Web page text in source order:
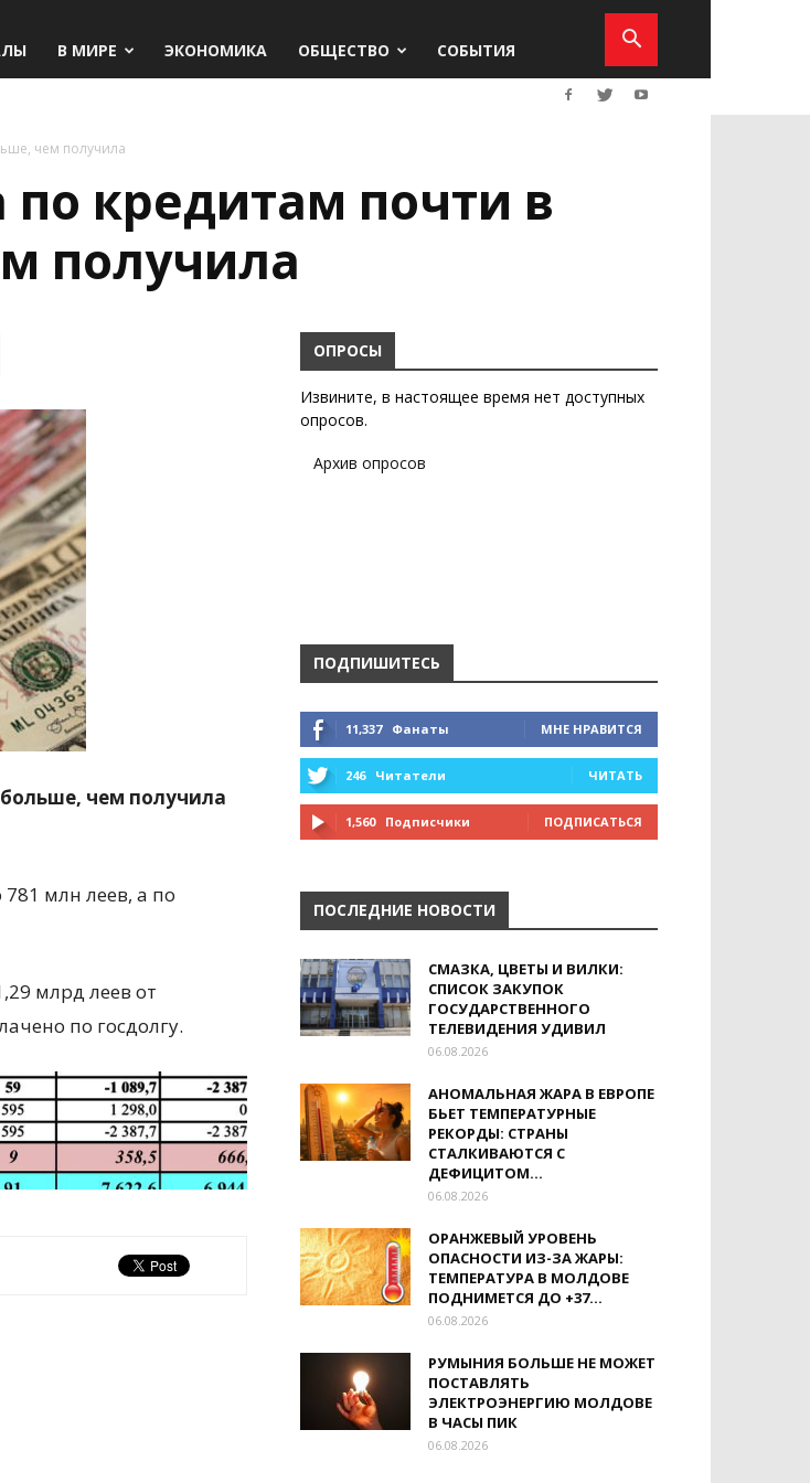
В МИРЕ ЭКОНОМИКА ОБЩЕСТВО СОБЫТИЯ
чем получила
кредитам почти в
получила
чем получила
млн леев, а по
млрд леев от
по госдолгу.
ОПРОСЫ
Извините, в настоящее время нет доступных
опросов.
Архив опросов
ПОДПИШИТЕСЬ
11,337 Фанаты МНЕ НРАВИТСЯ
246 Читатели ЧИТАТЬ
1,560 Подписчики ПОДПИСАТЬСЯ
ПОСЛЕДНИЕ НОВОСТИ
СМАЗКА, ЦВЕТЫ И ВИЛКИ:
СПИСОК ЗАКУПОК
ГОСУДАРСТВЕННОГО
ТЕЛЕВИДЕНИЯ УДИВИЛ
06.08.2026
АНОМАЛЬНАЯ ЖАРА В ЕВРОПЕ
БЬЕТ ТЕМПЕРАТУРНЫЕ
РЕКОРДЫ: СТРАНЫ
СТАЛКИВАЮТСЯ С
ДЕФИЦИТОМ...
06.08.2026
ОРАНЖЕВЫЙ УРОВЕНЬ
ОПАСНОСТИ ИЗ-ЗА ЖАРЫ:
ТЕМПЕРАТУРА В МОЛДОВЕ
ПОДНИМЕТСЯ ДО +37...
06.08.2026
РУМЫНИЯ БОЛЬШЕ НЕ МОЖЕТ
ПОСТАВЛЯТЬ
ЭЛЕКТРОЭНЕРГИЮ МОЛДОВЕ
В ЧАСЫ ПИК
06.08.2026